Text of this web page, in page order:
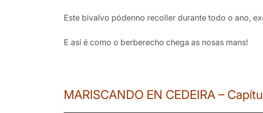
Este bivalvo pódenno recoller durante todo o ano,
E así é como o berberecho chega as nosas mans!
MARISCANDO EN CEDEIRA –